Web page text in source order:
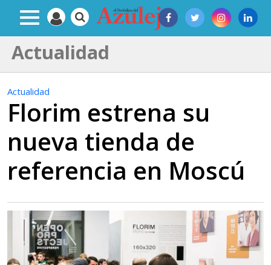
Actualidad
Actualidad
Florim estrena su
nueva tienda de
referencia en Moscú